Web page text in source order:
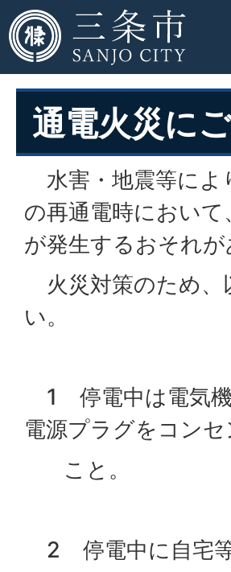
通電火災に
水害・地震等によ
の再通電時におい
が発生するおそれが
火災対策のため、
い。
1 停電中は電気機
電源プラグをコン
こと。
2 停電中に自宅等